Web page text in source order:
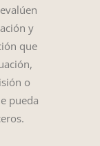
y
que
o
pueda